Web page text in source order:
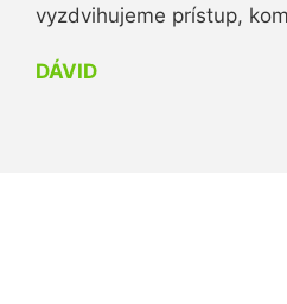
vyzdvihujeme prístup,
DÁVID